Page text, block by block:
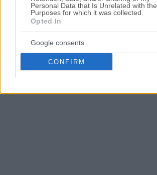
Personal Data that Is Unrelated with the
Purposes for which it was collected.
Opted In
Google consents
CONFIRM
Σχετικές Αναζητήσεις
Πλειστηριασμοί Ακινήτων Καλοχώρι
Βιομηχανικών Χώρων Καλοχώρι